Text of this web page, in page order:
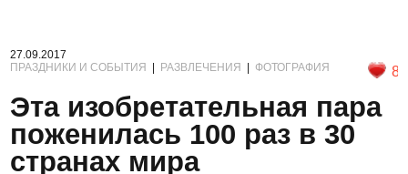
27.09.2017
ПРАЗДНИКИ И СОБЫТИЯ
РАЗВЛЕЧЕНИЯ |ФОТОГРАФИЯ 8
Эта изобретательная пара
поженилась 100 раз в 30
странах мира